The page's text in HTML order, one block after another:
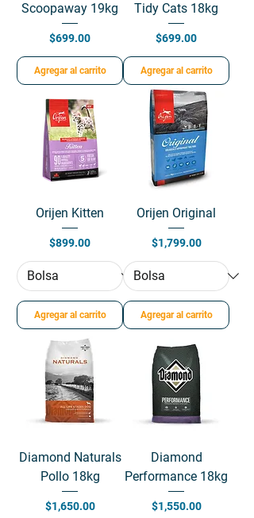
Scoopaway 19kg
Precio
$699.00
Agregar al carrito
Tidy Cats 18kg
Precio
$699.00
Agregar al carrito
Orijen Kitten
Precio
$899.00
Agregar al carrito
Orijen Original
Precio
$1,799.00
Agregar al carrito
Diamond Naturals
Pollo 18kg
Precio
$1,650.00
Diamond
Performance 18kg
Precio
$1,550.00